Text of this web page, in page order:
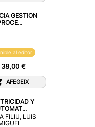
GESTION
al editor
38,00 €
AFEGEIX
Y
FILIU, LUIS